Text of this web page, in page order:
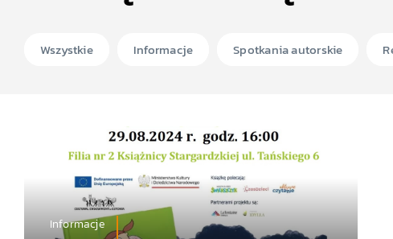
Wszystkie Informacje Spotkania autorskie
Informacje